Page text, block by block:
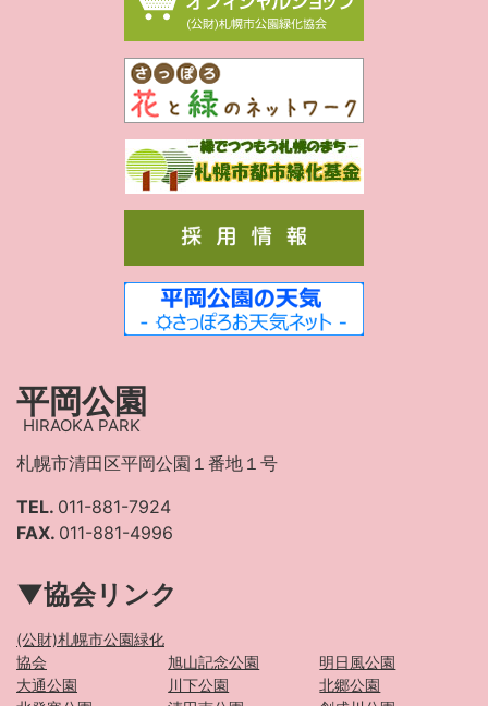
平岡公園
HIRAOKA PARK
札幌市清田区平岡公園１番地１号
TEL. 011-881-7924
FAX. 011-881-4996
▼協会リンク
(公財)札幌市公園緑化
協会
旭山記念公園
明日風公園
大通公園
川下公園
北郷公園